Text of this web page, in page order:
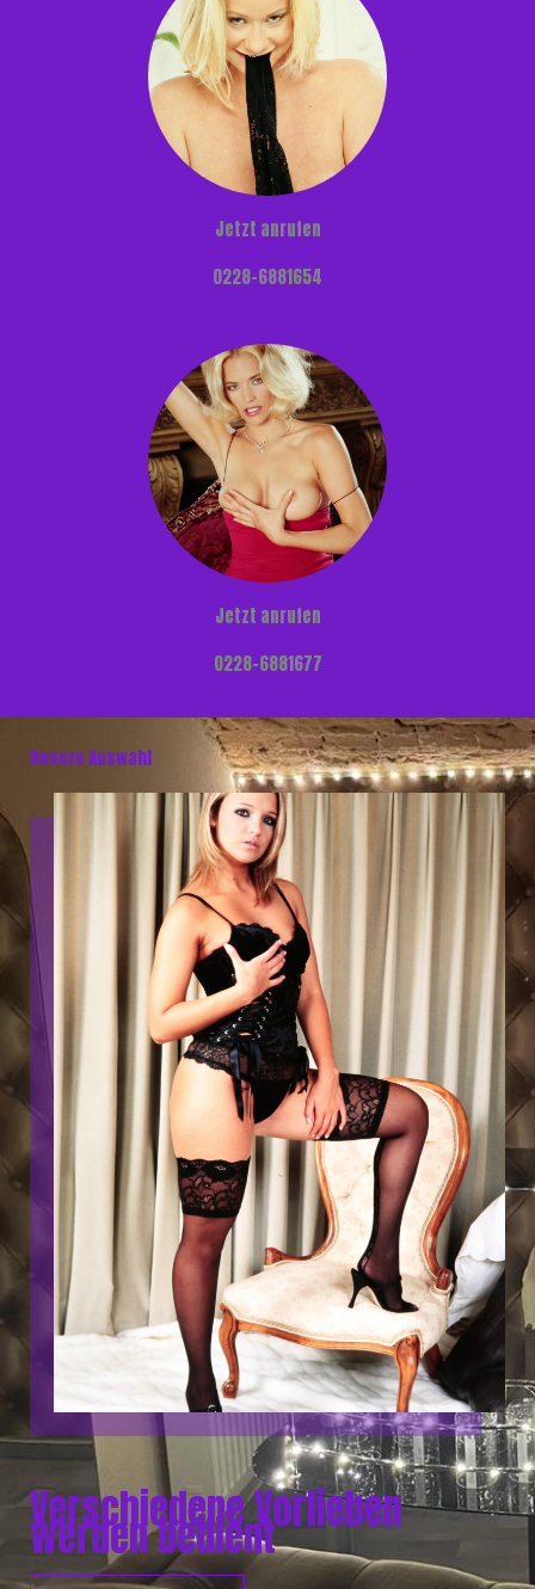
Jetzt anrufen
0228-6881654
Jetzt anrufen
0228-6881677
Unsere Auswahl
Verschiedene Vorlieben
werden bedient